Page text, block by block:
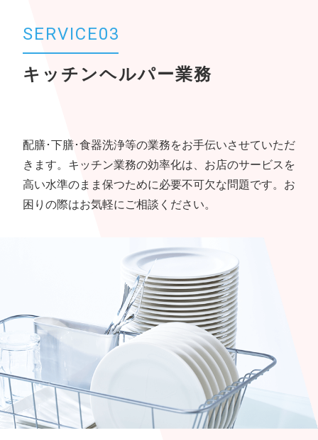
SERVICE03
キッチンヘルパー業務
配膳･下膳･食器洗浄等の業務をお手伝いさせていただ
きます。キッチン業務の効率化は、お店のサービスを
高い水準のまま保つために必要不可欠な問題です。お
困りの際はお気軽にご相談ください。